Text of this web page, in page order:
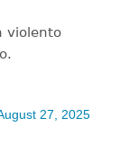
violento
27, 2025